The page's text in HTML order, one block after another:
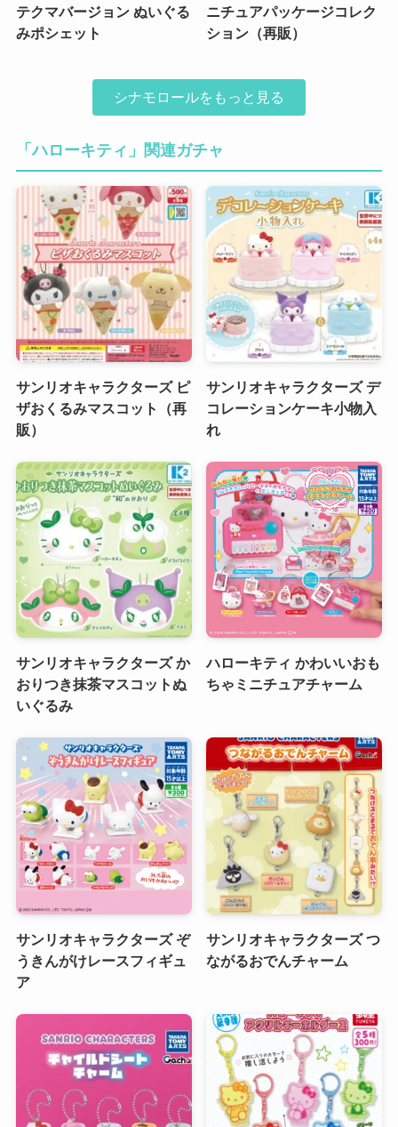
テクマバージョン ぬいぐる
みポシェット
ニチュアパッケージコレク
ション（再販）
シナモロールをもっと見る
「ハローキティ」関連ガチャ
サンリオキャラクターズ ピ
ザおくるみマスコット（再
販）
サンリオキャラクターズ デ
コレーションケーキ小物入
れ
サンリオキャラクターズ か
おりつき抹茶マスコットぬ
いぐるみ
ハローキティ かわいいおも
ちゃミニチュアチャーム
サンリオキャラクターズ ぞ
うきんがけレースフィギュ
ア
サンリオキャラクターズ つ
ながるおでんチャーム